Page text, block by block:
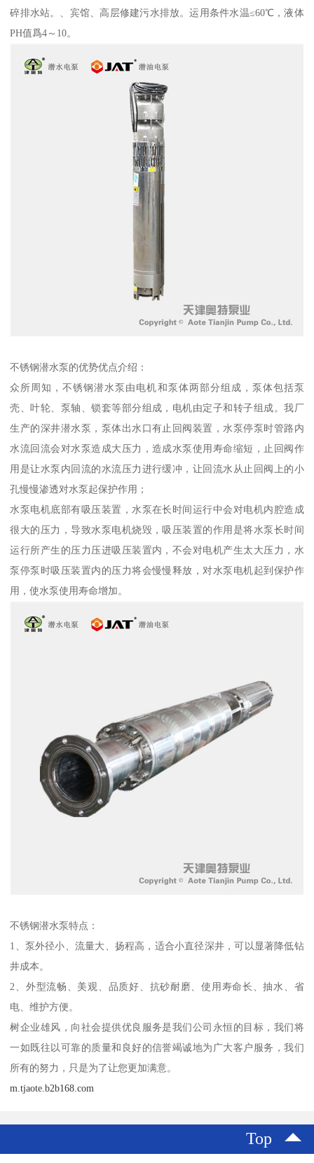
碎排水站。、宾馆、高层修建污水排放。运用条件水温≤60℃，液体
PH值爲4～10。
不锈钢潜水泵的优势优点介绍：
众所周知，不锈钢潜水泵由电机和泵体两部分组成，泵体包括泵
壳、叶轮、泵轴、锁套等部分组成，电机由定子和转子组成。我厂
生产的深井潜水泵，泵体出水口有止回阀装置，水泵停泵时管路内
水流回流会对水泵造成大压力，造成水泵使用寿命缩短，止回阀作
用是让水泵内回流的水流压力进行缓冲，让回流水从止回阀上的小
孔慢慢渗透对水泵起保护作用；
水泵电机底部有吸压装置，水泵在长时间运行中会对电机内腔造成
很大的压力，导致水泵电机烧毁，吸压装置的作用是将水泵长时间
运行所产生的压力压进吸压装置内，不会对电机产生太大压力，水
泵停泵时吸压装置内的压力将会慢慢释放，对水泵电机起到保护作
用，使水泵使用寿命增加。
不锈钢潜水泵特点：
1、泵外径小、流量大、扬程高，适合小直径深井，可以显著降低钻
井成本。
2、外型流畅、美观、品质好、抗砂耐磨、使用寿命长、抽水、省
电、维护方便。
树企业雄风，向社会提供优良服务是我们公司永恒的目标，我们将
一如既往以可靠的质量和良好的信誉竭诚地为广大客户服务，我们
所有的努力，只是为了让您更加满意。
m.tjaote.b2b168.com
Top